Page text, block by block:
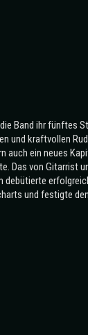
Band ihr fünftes
und kraftvollen
auch ein neues
Das von Gitarrist
debütierte
und festigte